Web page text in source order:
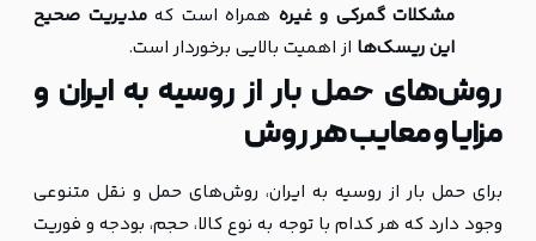
مشکلات گمرکی و غیره همراه است کهمدیریت صحیح
این ریسک‌ها از اهمیت بالایی برخوردار است.
روش‌های حمل بار از روسیه به ایران و
مزایا و معایب هر روش
برای حمل بار از روسیه به ایران، روش‌های حمل و نقل متنوعی
وجود دارد که هر کدام با توجه به نوع کالا، حجم، بودجه و فوریت